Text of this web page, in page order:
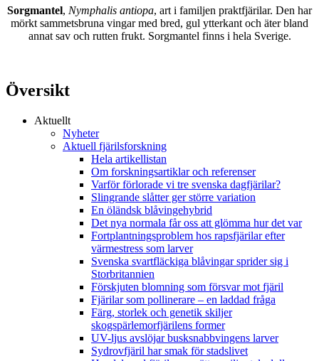
Sorgmantel, Nymphalis antiopa, art i familjen praktfjärilar. Den har
mörkt sammetsbruna vingar med bred, gul ytterkant och äter bland
annat sav och rutten frukt. Sorgmantel finns i hela Sverige.
Översikt
Aktuellt
Nyheter
Aktuell fjärilsforskning
Hela artikellistan
Om forskningsartiklar och referenser
Varför förlorade vi tre svenska dagfjärilar?
Slingrande slåtter ger större variation
En öländsk blåvingehybrid
Det nya normala får oss att glömma hur det var
Fortplantningsproblem hos rapsfjärilar efter
värmestress som larver
Svenska svartfläckiga blåvingar sprider sig i
Storbritannien
Förskjuten blomning som försvar mot fjäril
Fjärilar som pollinerare – en laddad fråga
Färg, storlek och genetik skiljer
skogspärlemorfjärilens former
UV-ljus avslöjar busksnabbvingens larver
Sydrovfjäril har smak för stadslivet